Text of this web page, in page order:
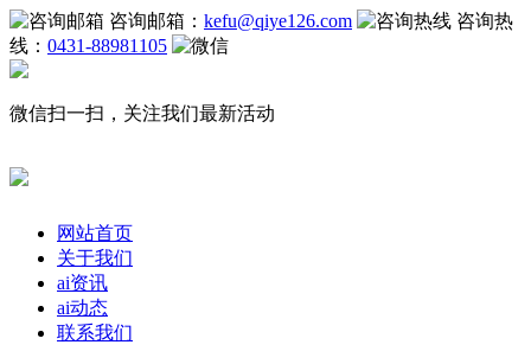
咨询邮箱： kefu@qiye126.com
咨询热
线： 0431-88981105
微信扫一扫，关注我们最新活动
网站首页
关于我们
ai资讯
ai动态
联系我们